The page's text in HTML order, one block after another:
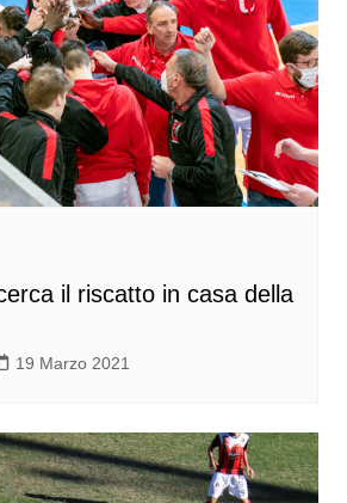
il riscatto in casa della
19 Marzo 2021